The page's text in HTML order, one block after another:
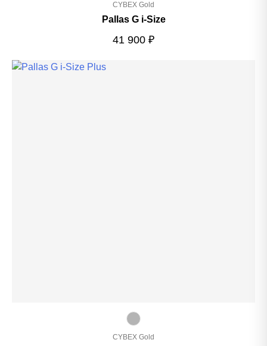
CYBEX Gold
Pallas G i-Size
41 900 ₽
CYBEX Gold